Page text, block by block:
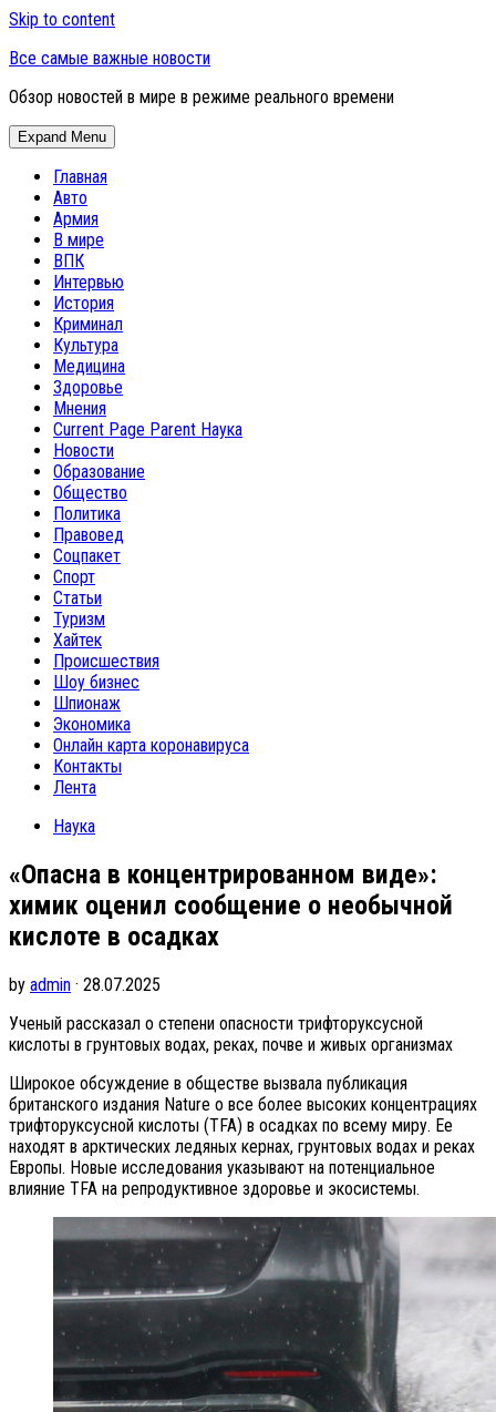
Skip to content
Все самые важные новости
Обзор новостей в мире в режиме реального времени
Expand Menu
Главная
Авто
Армия
В мире
ВПК
Интервью
История
Криминал
Культура
Медицина
Здоровье
Мнения
Current Page Parent Наука
Новости
Образование
Общество
Политика
Правовед
Соцпакет
Спорт
Статьи
Туризм
Хайтек
Происшествия
Шоу бизнес
Шпионаж
Экономика
Онлайн карта коронавируса
Контакты
Лента
Наука
«Опасна в концентрированном виде»:
химик оценил сообщение о необычной
кислоте в осадках
by admin · 28.07.2025
Ученый рассказал о степени опасности трифторуксусной
кислоты в грунтовых водах, реках, почве и живых организмах
Широкое обсуждение в обществе вызвала публикация
британского издания Nature о все более высоких концентрациях
трифторуксусной кислоты (TFA) в осадках по всему миру. Ее
находят в арктических ледяных кернах, грунтовых водах и реках
Европы. Новые исследования указывают на потенциальное
влияние TFA на репродуктивное здоровье и экосистемы.